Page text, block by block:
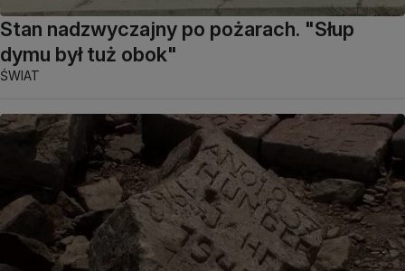
Stan nadzwyczajny po pożarach. "Słup
dymu był tuż obok"
ŚWIAT